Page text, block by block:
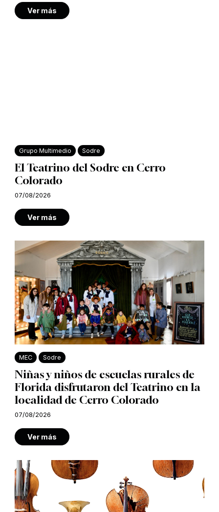
Ver más
Grupo Multimedio Sodre
El Teatrino del Sodre en Cerro
Colorado
07/08/2026
Ver más
MEC Sodre
Niñas y niños de escuelas rurales de
Florida disfrutaron del Teatrino en la
localidad de Cerro Colorado
07/08/2026
Ver más